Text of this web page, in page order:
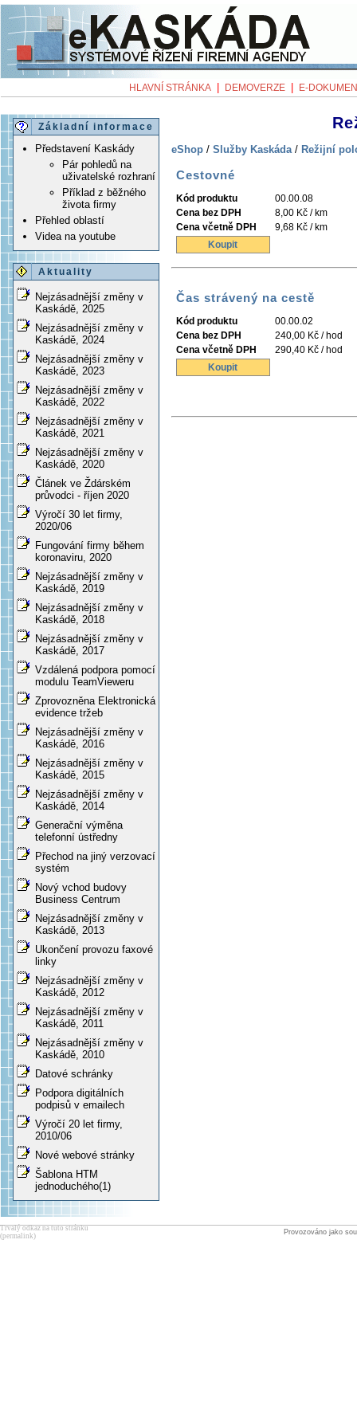
HLAVNÍ STRÁNKA DEMOVERZE E-
Základní informace
Představení Kaskády
Pár pohledů na
uživatelské rozhraní
Příklad z běžného
života firmy
Přehled oblastí
Videa na youtube
Aktuality
Nejzásadnější změny v
Kaskádě, 2025
Nejzásadnější změny v
Kaskádě, 2024
Nejzásadnější změny v
Kaskádě, 2023
Nejzásadnější změny v
Kaskádě, 2022
Nejzásadnější změny v
Kaskádě, 2021
Nejzásadnější změny v
Kaskádě, 2020
Článek ve Ždárském
průvodci - říjen 2020
Výročí 30 let firmy,
2020/06
Fungování firmy během
koronaviru, 2020
Nejzásadnější změny v
Kaskádě, 2019
Nejzásadnější změny v
Kaskádě, 2018
Nejzásadnější změny v
Kaskádě, 2017
Vzdálená podpora pomocí
modulu TeamVieweru
Zprovozněna Elektronická
evidence tržeb
Nejzásadnější změny v
Kaskádě, 2016
Nejzásadnější změny v
Kaskádě, 2015
Nejzásadnější změny v
Kaskádě, 2014
Generační výměna
telefonní ústředny
Přechod na jiný verzovací
systém
Nový vchod budovy
Business Centrum
Nejzásadnější změny v
Kaskádě, 2013
Ukončení provozu faxové
linky
Nejzásadnější změny v
Kaskádě, 2012
Nejzásadnější změny v
Kaskádě, 2011
Nejzásadnější změny v
Kaskádě, 2010
Datové schránky
Podpora digitálních
podpisů v emailech
Výročí 20 let firmy,
2010/06
Nové webové stránky
Šablona HTM
jednoduchého(1)
eShop / Služby Kaskáda / Režijní
Cestovné
Kód produktu
00.00.08
Cena bez DPH
8,00 Kč / km
Cena včetně DPH
9,68 Kč / km
Koupit
Čas strávený na cestě
Kód produktu
00.00.02
Cena bez DPH
240,00 Kč / hod
Cena včetně DPH
290,40 Kč / hod
Koupit
Provozováno jako
Trvalý odkaz na tuto stránku
(permalink)